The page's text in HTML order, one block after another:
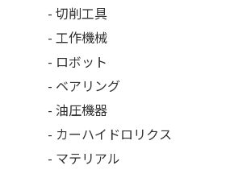
切削工具
工作機械
ロボット
ベアリング
油圧機器
カーハイドロリクス
マテリアル